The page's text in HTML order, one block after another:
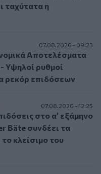
ταχύτατα η
07.08.2026 - 09:23
Αποτελέσματα
Υψηλοί ρυθμοί
ρεκόρ επιδόσεων
07.08.2026 - 12:25
στο α’ εξάμηνο
Bäte συνδέει τα
κλείσιμο του